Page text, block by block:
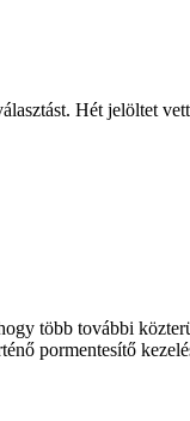
Hét jelöltet
több további
pormentesítő